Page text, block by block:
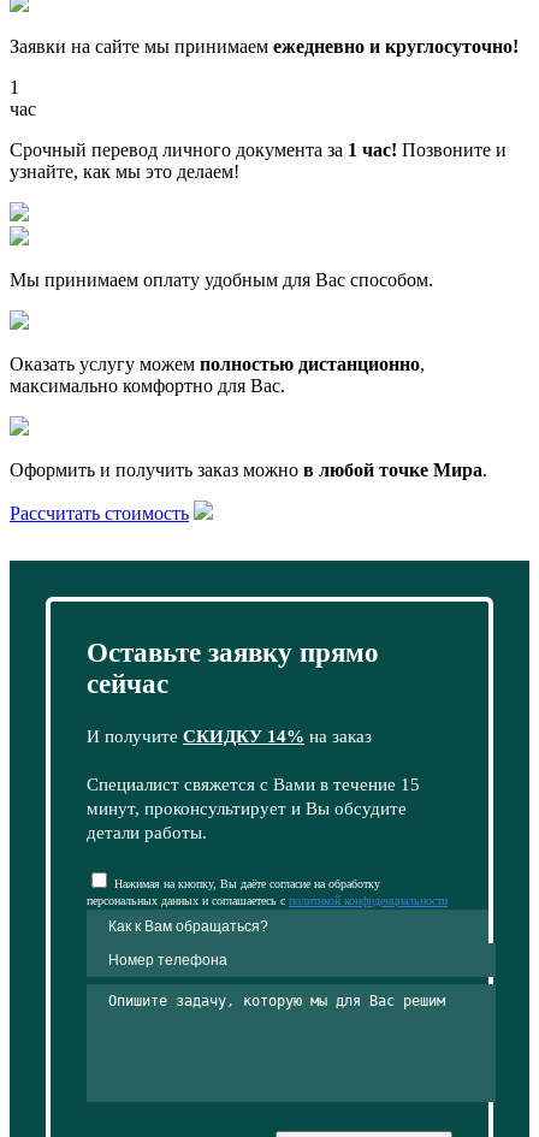
Заявки на сайте мы принимаем ежедневно и круглосуточно!
1
час
Срочный перевод личного документа за 1 час! Позвоните и
узнайте, как мы это делаем!
Мы принимаем оплату удобным для Вас способом.
Оказать услугу можем полностью дистанционно,
максимально комфортно для Вас.
Оформить и получить заказ можно в любой точке Мира.
Рассчитать стоимость
Оставьте заявку прямо
сейчас
И получите СКИДКУ 14% на заказ
Специалист свяжется с Вами в течение 15
минут, проконсультирует и Вы обсудите
детали работы.
Нажимая на кнопку, Вы даёте согласие на обработку
персональных данных и соглашаетесь с политикой конфиденциальности